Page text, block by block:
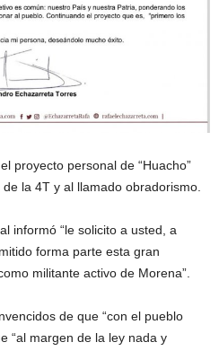
proyecto personal de “Huacho”
la 4T y al llamado obradorismo.
informó “le solicito a usted, a
forma parte esta gran
militante activo de Morena”.
de que “con el pueblo
“al margen de la ley nada y